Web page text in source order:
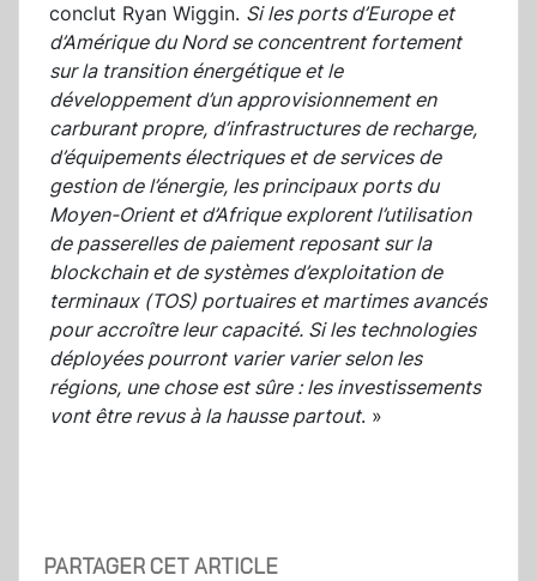
conclut Ryan Wiggin. Si les ports d’Europe et
d’Amérique du Nord se concentrent fortement
sur la transition énergétique et le
développement d’un approvisionnement en
carburant propre, d’infrastructures de recharge,
d’équipements électriques et de services de
gestion de l’énergie, les principaux ports du
Moyen-Orient et d’Afrique explorent l’utilisation
de passerelles de paiement reposant sur la
blockchain et de systèmes d’exploitation de
terminaux (TOS) portuaires et martimes avancés
pour accroître leur capacité. Si les technologies
déployées pourront varier varier selon les
régions, une chose est sûre : les investissements
vont être revus à la hausse partout. »
PARTAGER CET ARTICLE